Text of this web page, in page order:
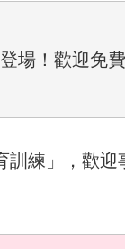
場！歡迎免
訓練」，歡迎